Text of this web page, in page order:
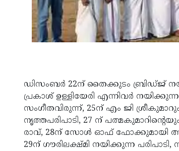
ഡിസംബർ 22ന് തൈക്കുടം ബ്രിഡ്ജ്
പ്രകാശ് ഉള്ളിയേരി എന്നിവർ
സംഗീതവിരുന്ന്, 25ന് എം ജി
നൃത്തപരിപാടി, 27 ന്
രാവ്, 28ന് സോൾ ഓഫ് ഫോക്കുമായി
29ന് ഗൗരിലക്ഷ്മി നയിക്കുന്ന